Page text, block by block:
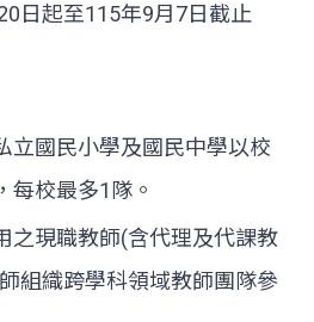
日起至115年9月7日截止
立國民小學及國民中學以校
每校最多1隊。
之現職教師(含代理及代課教
組織跨學科領域教師團隊參